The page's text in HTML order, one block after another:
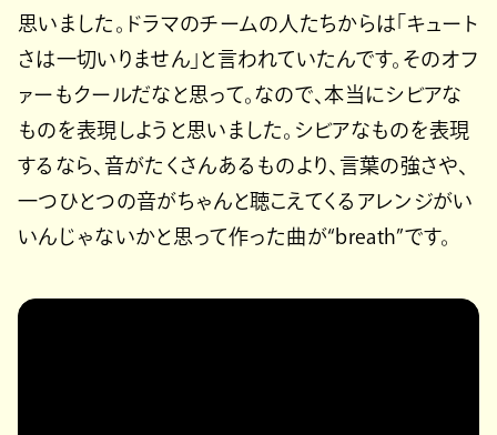
思いました。ドラマのチームの人たちからは「キュート
さは一切いりません」と言われていたんです。そのオフ
ァーもクールだなと思って。なので、本当にシビアな
ものを表現しようと思いました。シビアなものを表現
するなら、音がたくさんあるものより、言葉の強さや、
一つひとつの音がちゃんと聴こえてくるアレンジがい
いんじゃないかと思って作った曲が“breath”です。